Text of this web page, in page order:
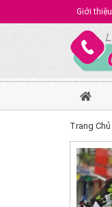
Giới thiệu
Trang Chủ